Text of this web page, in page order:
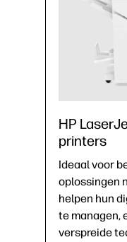
HP
printers
Ideaal voor
oplossingen
helpen hun
te managen,
verspreide